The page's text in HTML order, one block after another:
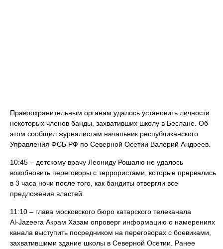
Правоохранительным органам удалось установить личности
некоторых членов банды, захвативших школу в Беслане. Об
этом сообщил журналистам начальник республиканского
Управления ФСБ РФ по Северной Осетии Валерий Андреев.
10:45 – детскому врачу Леониду Рошалю не удалось
возобновить переговоры с террористами, которые прервались
в 3 часа ночи после того, как бандиты отвергли все
предложения властей.
11:10 – глава московского бюро катарского телеканала
Al‑Jazeera Акрам Хазам опроверг информацию о намерениях
канала выступить посредником на переговорах с боевиками,
захватившими здание школы в Северной Осетии. Ранее